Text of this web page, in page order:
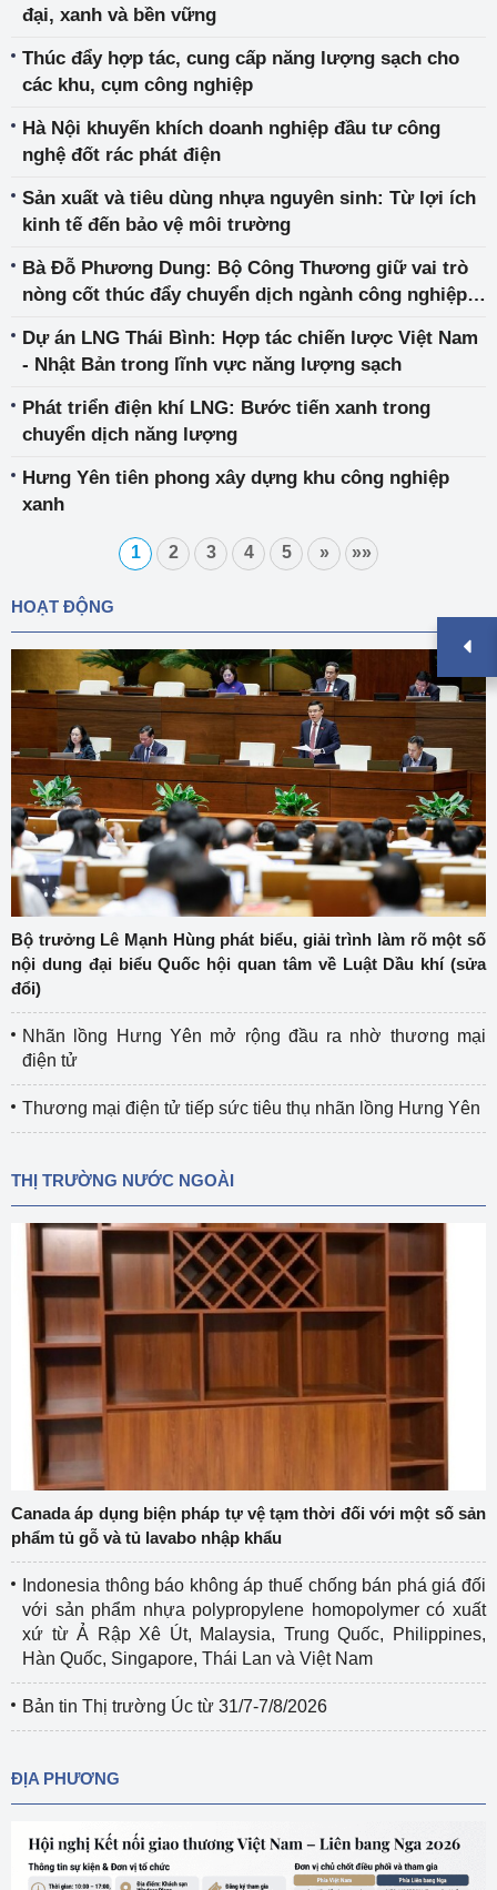
đại, xanh và bền vững
Thúc đẩy hợp tác, cung cấp năng lượng sạch cho
các khu, cụm công nghiệp
Hà Nội khuyến khích doanh nghiệp đầu tư công
nghệ đốt rác phát điện
Sản xuất và tiêu dùng nhựa nguyên sinh: Từ lợi ích
kinh tế đến bảo vệ môi trường
Bà Đỗ Phương Dung: Bộ Công Thương giữ vai trò
nòng cốt thúc đẩy chuyển dịch ngành công nghiệp
Dự án LNG Thái Bình: Hợp tác chiến lược Việt Nam
- Nhật Bản trong lĩnh vực năng lượng sạch
Phát triển điện khí LNG: Bước tiến xanh trong
chuyển dịch năng lượng
Hưng Yên tiên phong xây dựng khu công nghiệp
xanh
1 2 3 4 5 » »»
HOẠT ĐỘNG
Bộ trưởng Lê Mạnh Hùng phát biểu, giải trình làm rõ một số
nội dung đại biểu Quốc hội quan tâm về Luật Dầu khí (sửa
đổi)
Nhãn lồng Hưng Yên mở rộng đầu ra nhờ thương mại
điện tử
Thương mại điện tử tiếp sức tiêu thụ nhãn lồng Hưng Yên
THỊ TRƯỜNG NƯỚC NGOÀI
Canada áp dụng biện pháp tự vệ tạm thời đối với một số sản
phẩm tủ gỗ và tủ lavabo nhập khẩu
Indonesia thông báo không áp thuế chống bán phá giá đối
với sản phẩm nhựa polypropylene homopolymer có xuất
xứ từ Ả Rập Xê Út, Malaysia, Trung Quốc, Philippines,
Hàn Quốc, Singapore, Thái Lan và Việt Nam
Bản tin Thị trường Úc từ 31/7-7/8/2026
ĐỊA PHƯƠNG